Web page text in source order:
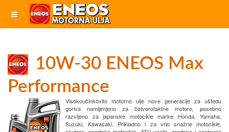
10W-30 ENEOS Max
Performance
Visokoučinkovito motorno ulje nove generacije za uštedu
goriva namijenjeno za četverotaktne motore, posebno
razvijeno za japanske motocikle marke Honda, Yamaha,
Suzuki, Kawasaki. Prikladno i za vrlo snažne motocikle,